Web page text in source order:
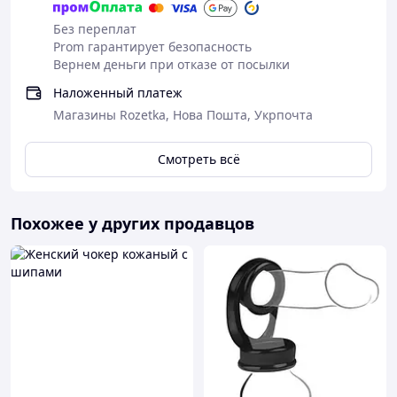
Ключи – 2 шт
Товар упакован в непрозрачную немаркированную
Без переплат
Prom гарантирует безопасность
Вернем деньги при отказе от посылки
Наложенный платеж
Магазины Rozetka, Нова Пошта, Укрпочта
Смотреть всё
Похожее у других продавцов